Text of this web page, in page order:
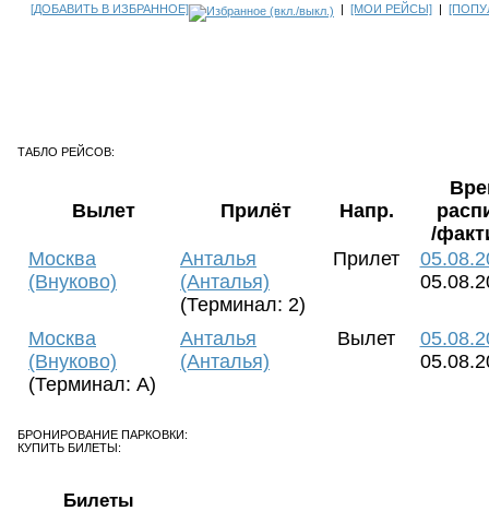
[ДОБАВИТЬ В ИЗБРАННОЕ] [МОИ РЕЙСЫ]
ТАБЛО РЕЙСОВ:
Вылет Прилёт Напр.
/
Москва
(Внуково)
Анталья
(Анталья)
(Терминал: 2)
Прилет
Москва
(Внуково)
(Терминал: A)
Анталья
(Анталья)
Вылет
БРОНИРОВАНИЕ ПАРКОВКИ:
КУПИТЬ БИЛЕТЫ:
Билеты